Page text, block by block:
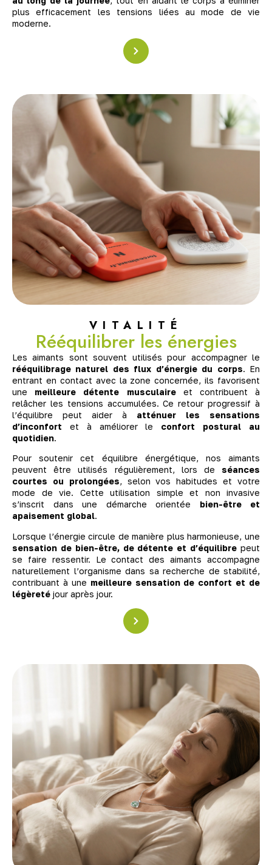
plus efficacement les tensions liées au mode de vie
moderne.
VITALITÉ
Rééquilibrer les énergies
Les aimants sont souvent utilisés pour accompagner le
rééquilibrage naturel des flux d’énergie du corps. En
entrant en contact avec la zone concernée, ils favorisent
une meilleure détente musculaireet contribuent à
relâcher les tensions accumulées. Ce retour progressif à
l’équilibre peut aider à atténuer les sensations
d’inconfort et à améliorer le confort postural au
quotidien.
Pour soutenir cet équilibre énergétique, nos aimants
peuvent être utilisés régulièrement, lors de séances
courtes ou prolongées, selon vos habitudes et votre
mode de vie. Cette utilisation simple et non invasive
s’inscrit dans une démarche orientée bien-être et
apaisement global.
Lorsque l’énergie circule de manière plus harmonieuse, une
sensation de bien-être, de détente et d’équilibre peut
se faire ressentir. Le contact des aimants accompagne
naturellement l’organisme dans sa recherche de stabilité,
contribuant à une meilleure sensation de confort et de
légèreté jour après jour.